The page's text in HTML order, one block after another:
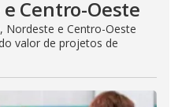
Centro-Oeste
Nordeste e Centro-Oeste
valor de projetos de